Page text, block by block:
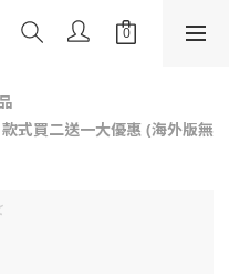
式買二送一大優惠 (海外版無